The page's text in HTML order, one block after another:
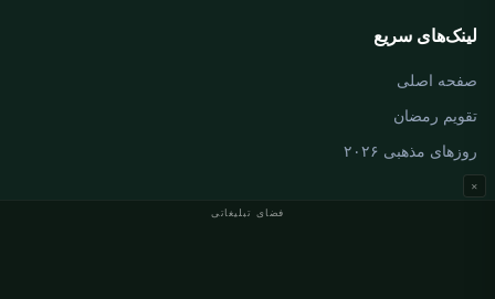
فضای تبلیغاتی
×
لینک‌های سریع
صفحه اصلی
تقویم رمضان
روزهای مذهبی ۲۰۲۶